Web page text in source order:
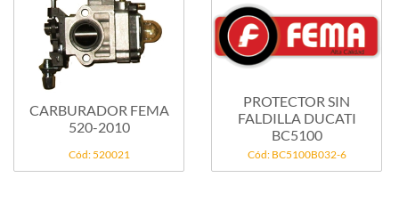
CARBURADOR FEMA
520-2010
Cód: 520021
PROTECTOR SIN
FALDILLA DUCATI
BC5100
Cód: BC5100B032-6